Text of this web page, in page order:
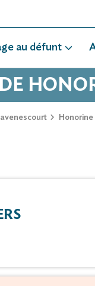
au défunt
Honorine